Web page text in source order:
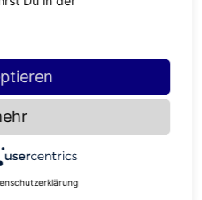
und lass auch mal andere
besser, als du dachtest!
Löwe
einen Flashmop